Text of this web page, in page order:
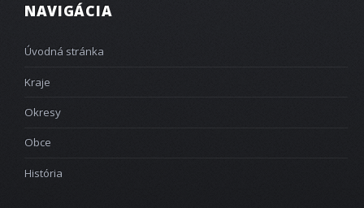
NAVIGÁCIA
Úvodná stránka
Kraje
Okresy
Obce
História